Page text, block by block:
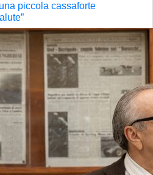
piccola cassaforte